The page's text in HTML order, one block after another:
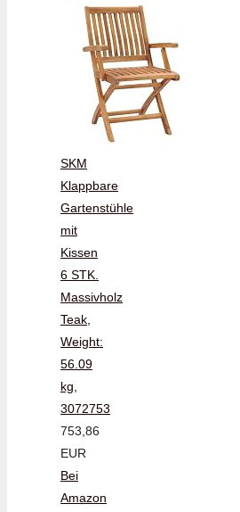
SKM
Klappbare
Gartenstühle
mit
Kissen
6 STK.
Massivholz
Teak,
Weight:
56.09
kg,
3072753
753,86
EUR
Bei
Amazon